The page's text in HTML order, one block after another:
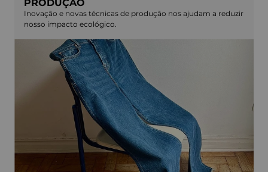
PRODUÇÃO
Inovação e novas técnicas de produção nos ajudam a reduzir
nosso impacto ecológico.